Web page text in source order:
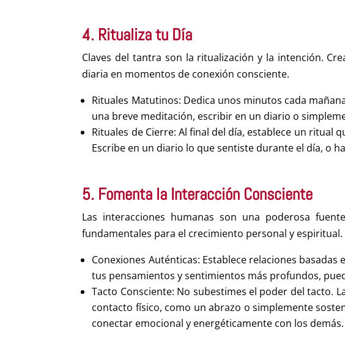
4. Ritualiza tu Día
Claves del tantra son la ritualización y la intención.
diaria en momentos de conexión consciente.
Rituales Matutinos: Dedica unos minutos cada
una breve meditación, escribir en un diario o
Rituales de Cierre: Al final del día, establece un ritual
Escribe en un diario lo que sentiste durante el día, o
5. Fomenta la Interacción Consciente
Las interacciones humanas son una poderosa
fundamentales para el crecimiento personal y espiritual.
Conexiones Auténticas: Establece relaciones
tus pensamientos y sentimientos más profundos,
Tacto Consciente: No subestimes el poder del tacto.
contacto físico, como un abrazo o simplemente
conectar emocional y energéticamente con los demás.